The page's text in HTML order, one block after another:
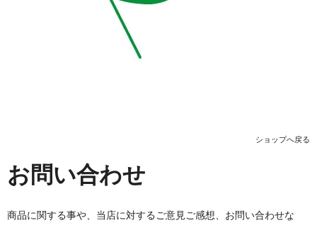
ショップへ戻る
お問い合わせ
商品に関する事や、当店に対するご意見ご感想、お問い合わせな